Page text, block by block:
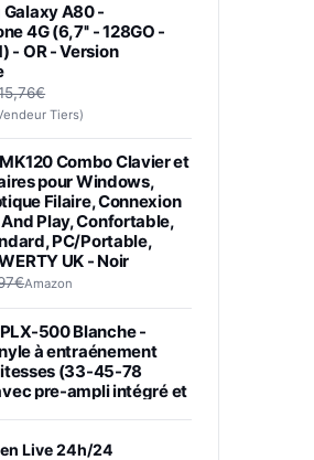
A80 -
4G (6,7'' - 128GO -
- OR - Version
Tiers)
Combo Clavier et
pour Windows,
Filaire, Connexion
And Play, Confortable,
PC/Portable,
UK - Noir
Amazon
PLX-500 Blanche -
à entraénement
(33-45-78
pre-ampli intégré et
Live 24h/24